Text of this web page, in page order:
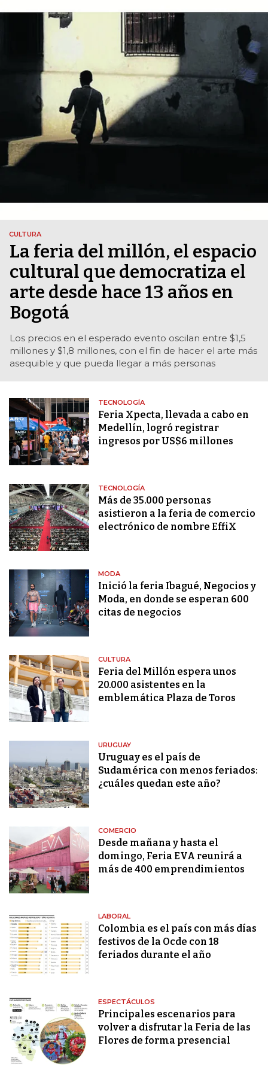
CULTURA
La feria del millón, el espacio
cultural que democratiza el
arte desde hace 13 años en
Bogotá
Los precios en el esperado evento oscilan entre $1,5
millones y $1,8 millones, con el fin de hacer el arte más
asequible y que pueda llegar a más personas
TECNOLOGÍA
Feria Xpecta, llevada a cabo en
Medellín, logró registrar
ingresos por US$6 millones
TECNOLOGÍA
Más de 35.000 personas
asistieron a la feria de comercio
electrónico de nombre EffiX
MODA
Inició la feria Ibagué, Negocios y
Moda, en donde se esperan 600
citas de negocios
CULTURA
Feria del Millón espera unos
20.000 asistentes en la
emblemática Plaza de Toros
URUGUAY
Uruguay es el país de
Sudamérica con menos feriados:
¿cuáles quedan este año?
COMERCIO
Desde mañana y hasta el
domingo, Feria EVA reunirá a
más de 400 emprendimientos
LABORAL
Colombia es el país con más días
festivos de la Ocde con 18
feriados durante el año
ESPECTÁCULOS
Principales escenarios para
volver a disfrutar la Feria de las
Flores de forma presencial